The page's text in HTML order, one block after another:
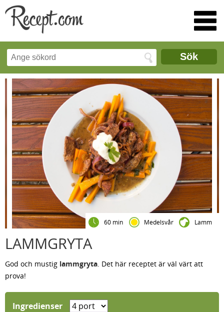
Sök
60 min Medelsvår Lamm
LAMMGRYTA
God och mustig lammgryta. Det här receptet är väl värt att
prova!
Ingredienser